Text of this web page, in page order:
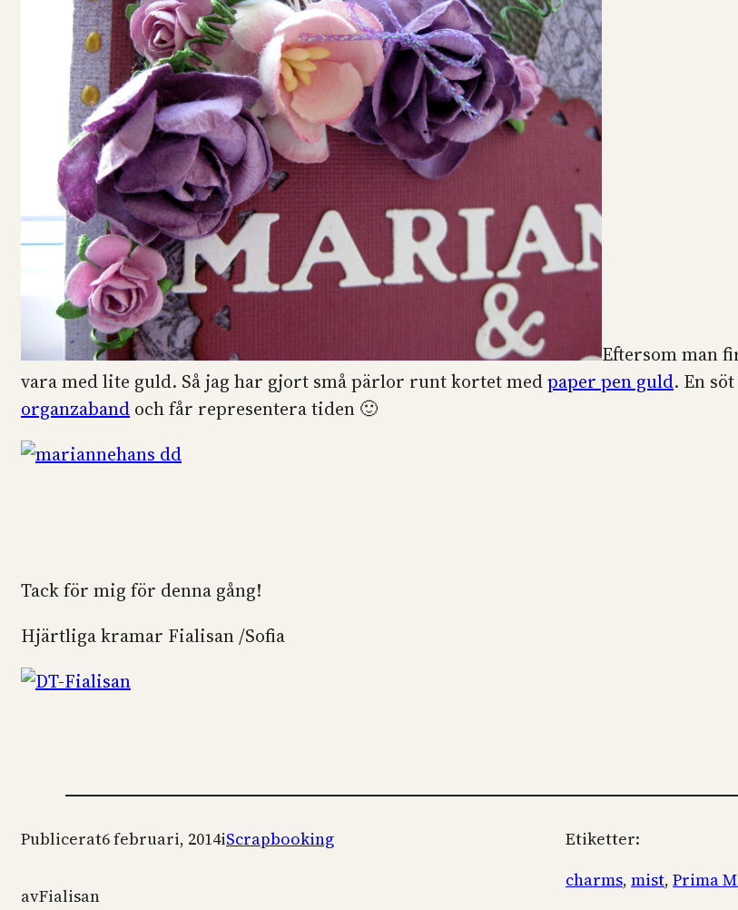
Eftersom man
vara med lite guld. Så jag har gjort små pärlor runt kortet medpaper pen guld. En
organzaband och får representera tiden 🙂
Tack för mig för denna gång!
Hjärtliga kramar Fialisan /Sofia
Publicerat6 februari, 2014iScrapbooking
avFialisan
Etiketter:
charms, mist, Prima